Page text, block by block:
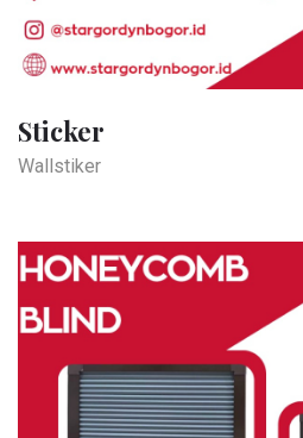
Sticker
Wallstiker